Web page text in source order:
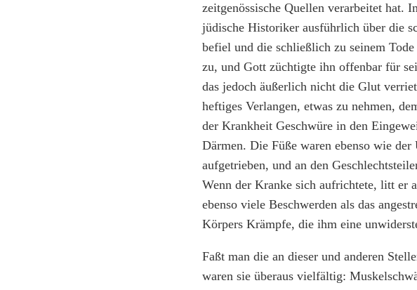
zeitgenössische Quellen verarbeitet hat.
jüdische Historiker ausführlich über die
befiel und die schließlich zu seinem
zu, und Gott züchtigte ihn offenbar für
das jedoch äußerlich nicht die Glut
heftiges Verlangen, etwas zu nehmen,
der Krankheit Geschwüre in den
Därmen. Die Füße waren ebenso wie
aufgetrieben, und an den
Wenn der Kranke sich aufrichtete, litt er
ebenso viele Beschwerden als das
Körpers Krämpfe, die ihm eine
Faßt man die an dieser und anderen
waren sie überaus vielfältig: